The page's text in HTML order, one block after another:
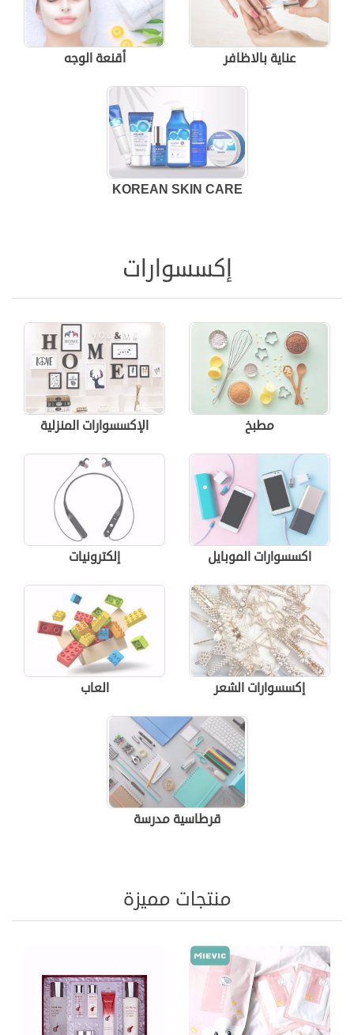
عناية بالاظافر أقنعة الوجه
KOREAN SKIN CARE
إكسسوارات
مطبخ الإكسسوارات المنزلية
اكسسوارات الموبايل إلكترونيات
إكسسوارات الشعر العاب
قرطاسية مدرسة
منتجات مميزة